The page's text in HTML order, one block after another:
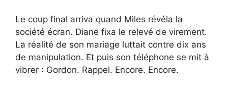
Le coup final arriva quand Miles révéla la
société écran. Diane fixa le relevé de virement.
La réalité de son mariage luttait contre dix ans
de manipulation. Et puis son téléphone se mit à
vibrer : Gordon. Rappel. Encore. Encore.